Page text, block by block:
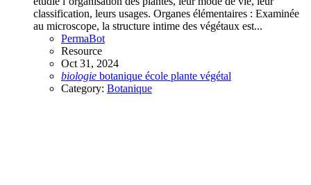
classification, leurs usages. Organes élémentaires : Examinée
au microscope, la structure intime des végétaux est...
PermaBot
Resource
Oct 31, 2024
biologie botanique école plante végétal
Category: Botanique